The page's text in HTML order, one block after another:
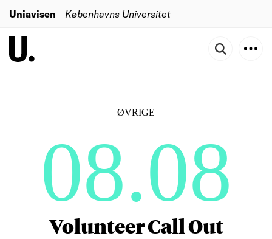
Uniavisen Københavns Universitet
ØVRIGE
08.08
Volunteer Call Out